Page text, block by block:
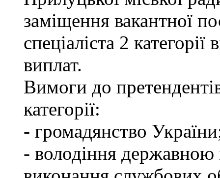
заміщення вакантної
спеціаліста 2
виплат.
Вимоги до
категорії:
- громадянство
- володіння державною